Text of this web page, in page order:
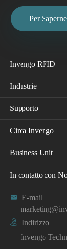
Per
Invengo RFID
Industrie
Supporto
Circa Invengo
Business Unit
In contatto con

E-mail

Indirizzo
Invengo